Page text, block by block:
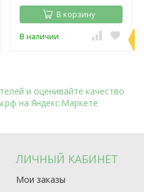
В корзину
В наличии
ЛИЧНЫЙ КАБИНЕТ
Мои заказы